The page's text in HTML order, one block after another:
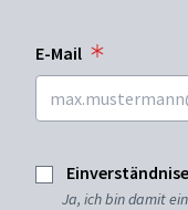
E-Mail
Ja, ich bin damit